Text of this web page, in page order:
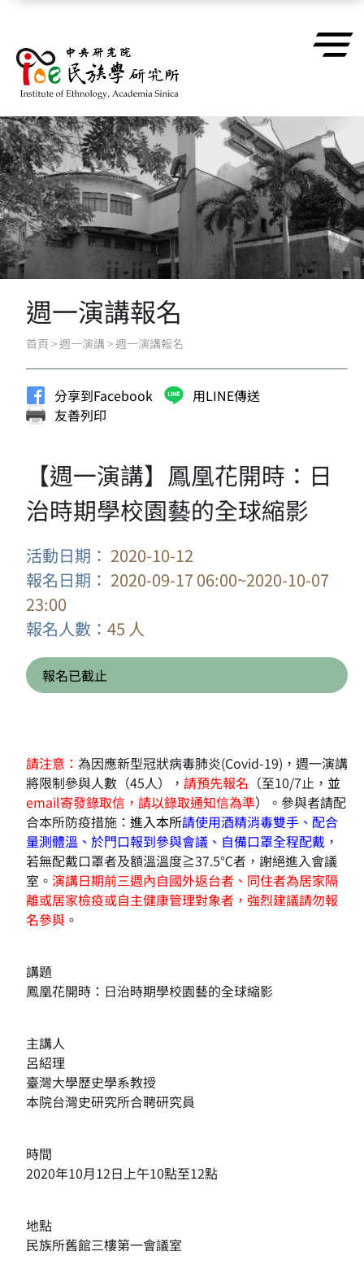
週一演講報名
首頁 >週一演講>週一演講報名
分享到Facebook
用LINE傳送
友善列印
【週一演講】鳳凰花開時：日
治時期學校園藝的全球縮影
活動日期： 2020-10-12
報名日期： 2020-09-17 06:00~2020-10-07
23:00
報名人數： 45 人
報名已截止
請注意： 為因應新型冠狀病毒肺炎(Covid-19)，週一演講
將限制參與人數（45人）， 請預先報名 （至10/7止， 並
email寄發錄取信，請以錄取通知信為準）。參與者請配
合本所防疫措施： 進入本所請使用酒精消毒雙手、配合
量測體溫、於門口報到參與會議、自備口罩全程配戴 ，
若無配戴口罩者及額溫溫度≧37.5℃者，謝絕進入會議
室。 演講日期前三週內自國外返台者、同住者為居家隔
離或居家檢疫或自主健康管理對象者， 強烈建議請勿報
名參與 。
講題
鳳凰花開時：日治時期學校園藝的全球縮影
主講人
呂紹理
臺灣大學歷史學系教授
本院台灣史研究所合聘研究員
時間
2020年10月12日上午10點至12點
地點
民族所舊館三樓第一會議室